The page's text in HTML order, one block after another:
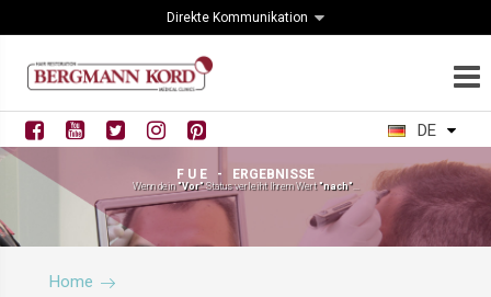
Direkte Kommunikation
DE
F U E - ERGEBNISSE
Wenn dein "Vor"Status verleiht Ihrem Wert "nach"...
Home